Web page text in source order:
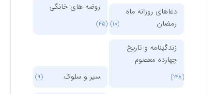
دعاهای روزانه ماه
رمضان
روضه های خانگی
(45)
زندگینامه و تاریخ
چهارده معصوم
سیر و سلوک